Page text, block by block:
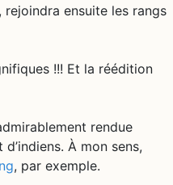
rejoindra ensuite les rangs
!!! Et la réédition
rendue
À mon sens,
, par exemple.